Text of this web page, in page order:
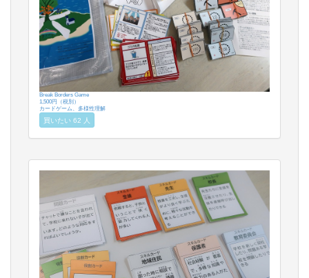
Break Borders Game
1,500円（税別）
カードゲーム、多様性理解
買いたい 62 人